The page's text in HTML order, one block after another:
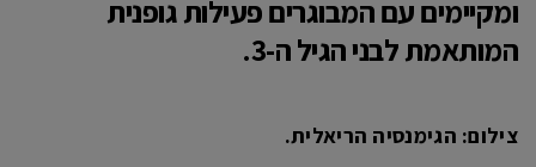
ומקיימים עם המבוגרים פעילות גופנית
המותאמת לבני הגיל ה-3.
צילום: הגימנסיה הריאלית.